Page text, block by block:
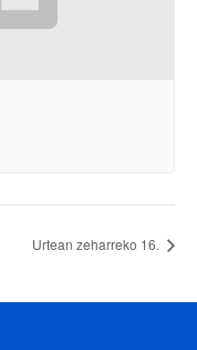
Urtean zeharreko 16.